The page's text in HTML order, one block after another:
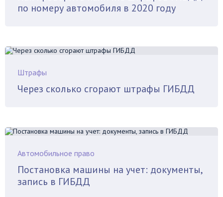
по номеру автомобиля в 2020 году
Штрафы
Через сколько сгорают штрафы ГИБДД
Автомобильное право
Постановка машины на учет: документы,
запись в ГИБДД